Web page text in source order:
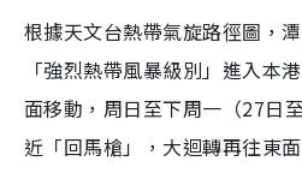
根據天文台熱帶氣旋路徑圖，
「強烈熱帶風暴級別」進入本
面移動，周日至下周一（27日
近「回馬槍」，大迴轉再往東